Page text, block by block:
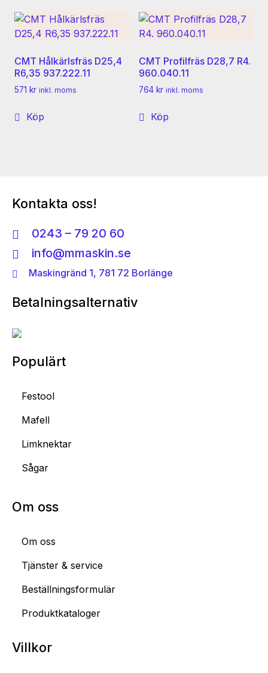
CMT Hålkärlsfräs D25,4
R6,35 937.222.11
571 kr inkl. moms
Köp
CMT Profilfräs D28,7 R4.
960.040.11
764 kr inkl. moms
Köp
Kontakta oss!
0243 – 79 20 60
info@mmaskin.se
Maskingränd 1, 781 72 Borlänge
Betalningsalternativ
Populärt
Festool
Mafell
Limknektar
Sågar
Om oss
Om oss
Tjänster & service
Beställningsformulär
Produktkataloger
Villkor